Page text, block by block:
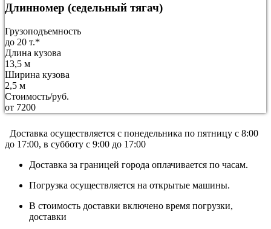
Длинномер (седельный тягач)
Грузоподъемность
до 20 т.*
Длина кузова
13,5 м
Ширина кузова
2,5 м
Стоимость/руб.
от 7200
Доставка осуществляется c понедельника по пятницу с 8:00
до 17:00, в субботу с 9:00 до 17:00
Доставка за границей города оплачивается по часам.
Погрузка осуществляется на открытые машины.
В стоимость доставки включено время погрузки,
доставки